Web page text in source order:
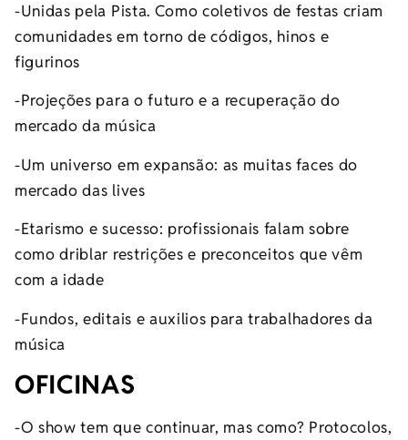
-Unidas pela Pista. Como coletivos de festas criam
comunidades em torno de códigos, hinos e
figurinos
-Projeções para o futuro e a recuperação do
mercado da música
-Um universo em expansão: as muitas faces do
mercado das lives
-Etarismo e sucesso: profissionais falam sobre
como driblar restrições e preconceitos que vêm
com a idade
-Fundos, editais e auxilios para trabalhadores da
música
OFICINAS
-O show tem que continuar, mas como? Protocolos,